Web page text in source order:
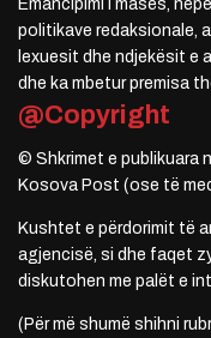
Emancipimi i masës,
politikave redaksionale,
lexuesit dhe ndjekësit e
dhe ka mbetur premisa
@Copyright
© Shkrimet e publikuara
Kosova Post (ose të
Kushtet e përdorimit të
agjencisë, si dhe faqet
diskutohen me palët e
(Për më shumë shihni